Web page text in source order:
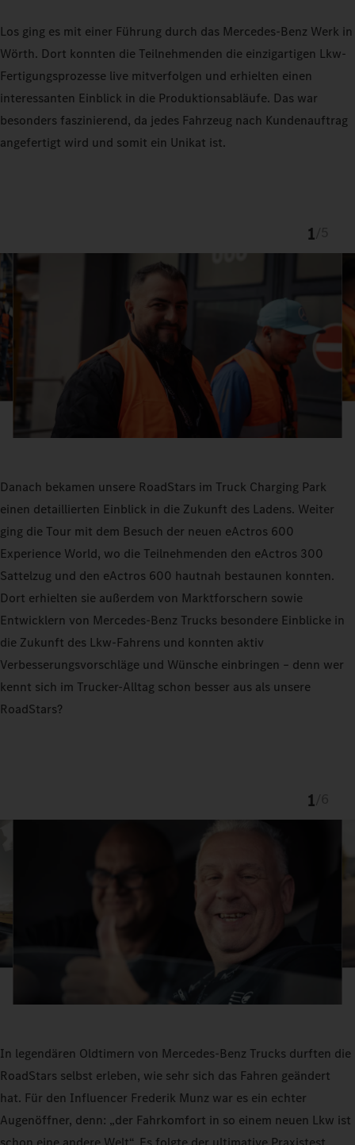
Los ging es mit einer Führung durch das Mercedes‑Benz Werk in
Wörth. Dort konnten die Teilnehmenden die einzigartigen Lkw-
Fertigungsprozesse live mitverfolgen und erhielten einen
interessanten Einblick in die Produktionsabläufe. Das war
besonders faszinierend, da jedes Fahrzeug nach Kundenauftrag
angefertigt wird und somit ein Unikat ist.
1
Danach bekamen unsere RoadStars im Truck Charging Park
einen detaillierten Einblick in die Zukunft des Ladens. Weiter
ging die Tour mit dem Besuch der neuen eActros 600
Experience World, wo die Teilnehmenden den eActros 300
Sattelzug und den eActros 600 hautnah bestaunen konnten.
Dort erhielten sie außerdem von Marktforschern sowie
Entwicklern von Mercedes-Benz Trucks besondere Einblicke in
die Zukunft des Lkw-Fahrens und konnten aktiv
Verbesserungsvorschläge und Wünsche einbringen – denn wer
kennt sich im Trucker-Alltag schon besser aus als unsere
RoadStars?
1
In legendären Oldtimern von Mercedes-Benz Trucks durften die
RoadStars selbst erleben, wie sehr sich das Fahren geändert
hat. Für den Influencer Frederik Munz war es ein echter
Augenöffner, denn: „der Fahrkomfort in so einem neuen Lkw ist